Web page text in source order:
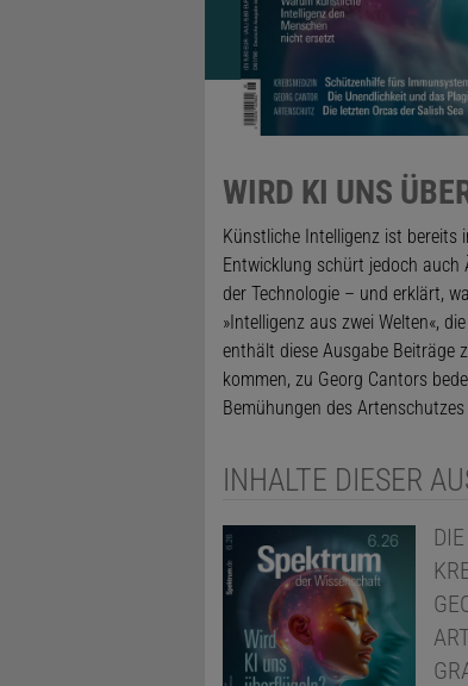
WIRD KI UNS
Künstliche Intelligenz ist bereits
Entwicklung schürt jedoch auch
der Technologie – und erklärt,
»Intelligenz aus zwei Welten«,
enthält diese Ausgabe Beiträge
kommen, zu Georg Cantors
Bemühungen des
INHALTE DIESER